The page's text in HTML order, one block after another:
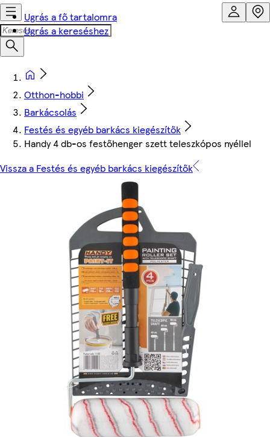
Ugrás a fő tartalomra
Ugrás a kereséshez
Otthon-hobbi
Barkácsolás
Festés és egyéb barkács kiegészítők
Handy 4 db-os festőhenger szett teleszkópos nyéllel
Vissza a Festés és egyéb barkács kiegészítők